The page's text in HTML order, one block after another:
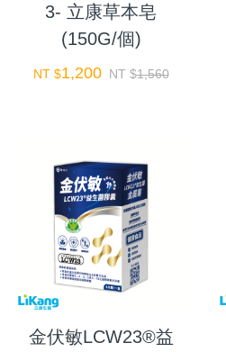
3- 立康草本皂
(150G/個)
NT $1,200 NT $1,560
金伏敏LCW23®益